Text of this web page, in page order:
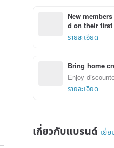
New
d on their
รายละเอียด
Bring home
Enjoy
รายละเอียด
เกี่ยวกับแบรนด์ เยี่